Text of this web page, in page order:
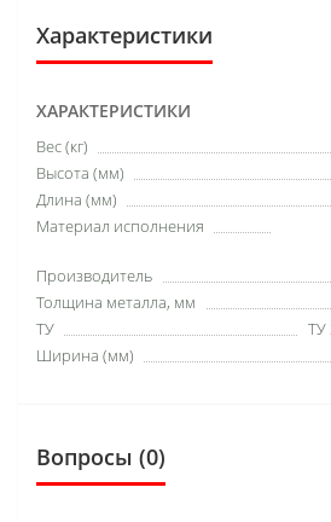
Характеристики
ХАРАКТЕРИСТИКИ
Вес (кг)
Высота (мм)
Длина (мм)
Материал исполнения
Производитель
Толщина металла, мм
ТУ
ТУ
Ширина (мм)
Вопросы (0)